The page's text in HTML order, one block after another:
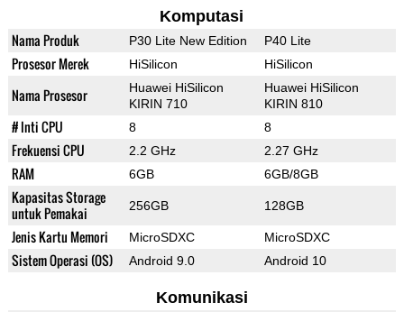
Komputasi
Nama Produk P30 Lite New Edition P40 Lite
Prosesor Merek HiSilicon HiSilicon
Nama Prosesor
Huawei HiSilicon
KIRIN 710
Huawei HiSilicon
KIRIN 810
# Inti CPU 8 8
Frekuensi CPU 2.2 GHz 2.27 GHz
RAM 6GB 6GB/8GB
Kapasitas Storage
untuk Pemakai
256GB 128GB
Jenis Kartu Memori MicroSDXC MicroSDXC
Sistem Operasi (OS) Android 9.0 Android 10
Komunikasi